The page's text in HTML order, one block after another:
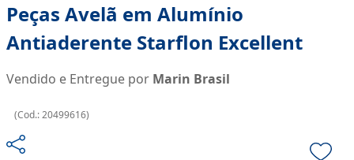
Peças Avelã em Alumínio
Antiaderente Starflon Excellent
Vendido e Entregue por Marin Brasil
(Cod.:20499616)